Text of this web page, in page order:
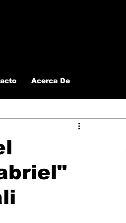
Acerca De